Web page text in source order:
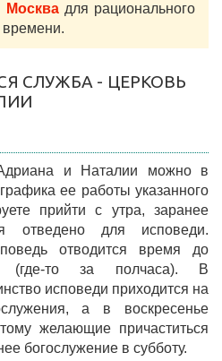
Москвадля рационального
времени.
СЛУЖБА - ЦЕРКОВЬ
и Наталии можно в
ее работы указанного
прийти с утра, заранее
отведено для исповеди.
отводится время до
(где-то за полчаса). В
исповеди приходится на
а в воскресенье
желающие причаститься
богослужение в субботу.